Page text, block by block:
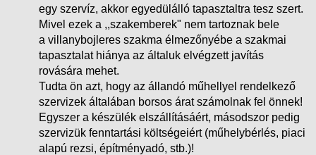
egy szervíz, akkor egyedülálló tapasztaltra tesz szert.
Mivel ezek a ,,szakemberek" nem tartoznak bele
a villanybojleres szakma élmezőnyébe a szakmai
tapasztalat hiánya az általuk elvégzett javítás
rovására mehet.
Tudta ön azt, hogy az állandó műhellyel rendelkező
szervizek általában borsos árat számolnak fel önnek!
Egyszer a készülék elszállításáért, másodszor pedig
szervizük fenntartási költségeiért (műhelybérlés, piaci
alapú rezsi, építményadó, stb.)!